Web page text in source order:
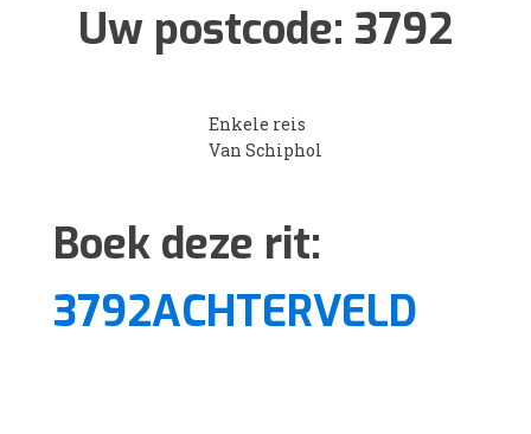
Uw postcode: 3792
Enkele reis
Van Schiphol
Boek deze rit:
3792ACHTERVELD